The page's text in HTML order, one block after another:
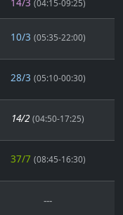
(04:15-09:25)
10/3 (05:35-22:00)
28/3 (05:10-00:30)
14/2 (04:50-17:25)
37/7 (08:45-16:30)
---